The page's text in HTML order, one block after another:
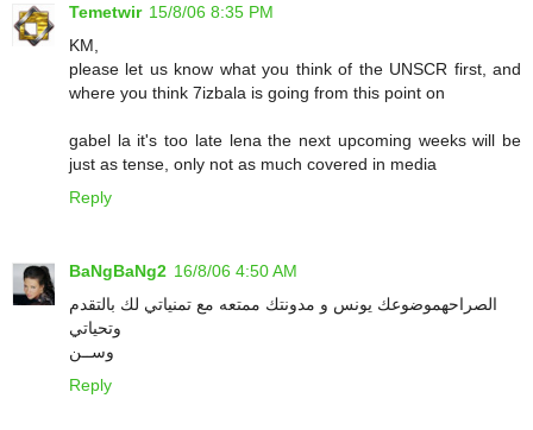
Temetwir 15/8/06 8:35 PM
KM,
please let us know what you think of the UNSCR first, and
where you think 7izbala is going from this point on
gabel la it's too late lena the next upcoming weeks will be
just as tense, only not as much covered in media
Reply
BaNgBaNg2 16/8/06 4:50 AM
الصراحهموضوعك يونس و مدونتك ممتعه مع تمنياتي لك بالتقدم
وتحياتي
وســن
Reply